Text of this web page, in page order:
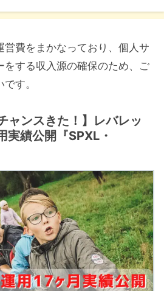
営費をまかなっており、個人サ
をする収入源の確保のため、ご
す。
ャンスきた！】レバレッ
実績公開『SPXL・